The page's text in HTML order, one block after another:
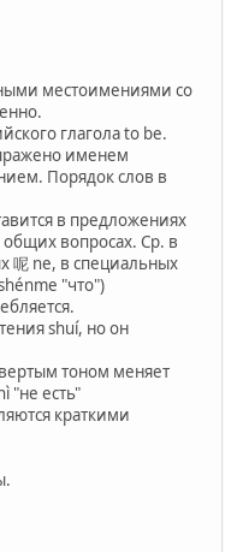
местоимениями со
глагола to be.
именем
Порядок слов в
в предложениях
общих вопросах. Ср. в
呢 ne, в специальных
"что")
shuí, но он
тоном меняет
"не есть"
краткими